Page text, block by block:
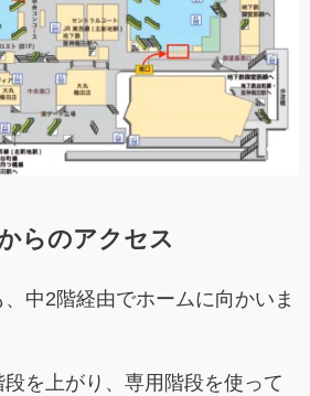
らのアクセス
中2階経由でホームに向かいま
を上がり、専用階段を使って